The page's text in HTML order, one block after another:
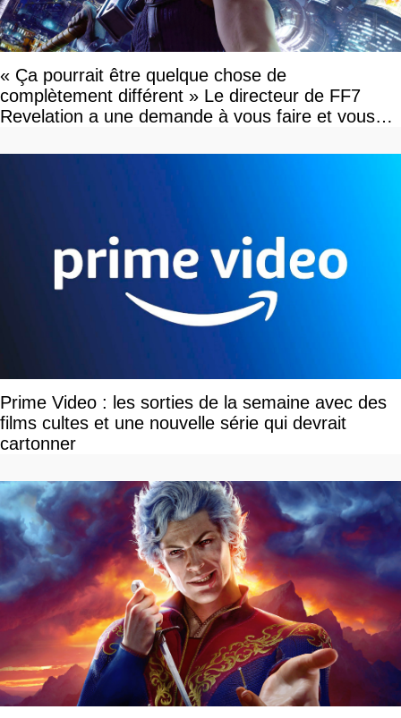
« Ça pourrait être quelque chose de
complètement différent » Le directeur de FF7
Revelation a une demande à vous faire et vous
Prime Video : les sorties de la semaine avec des
films cultes et une nouvelle série qui devrait
cartonner